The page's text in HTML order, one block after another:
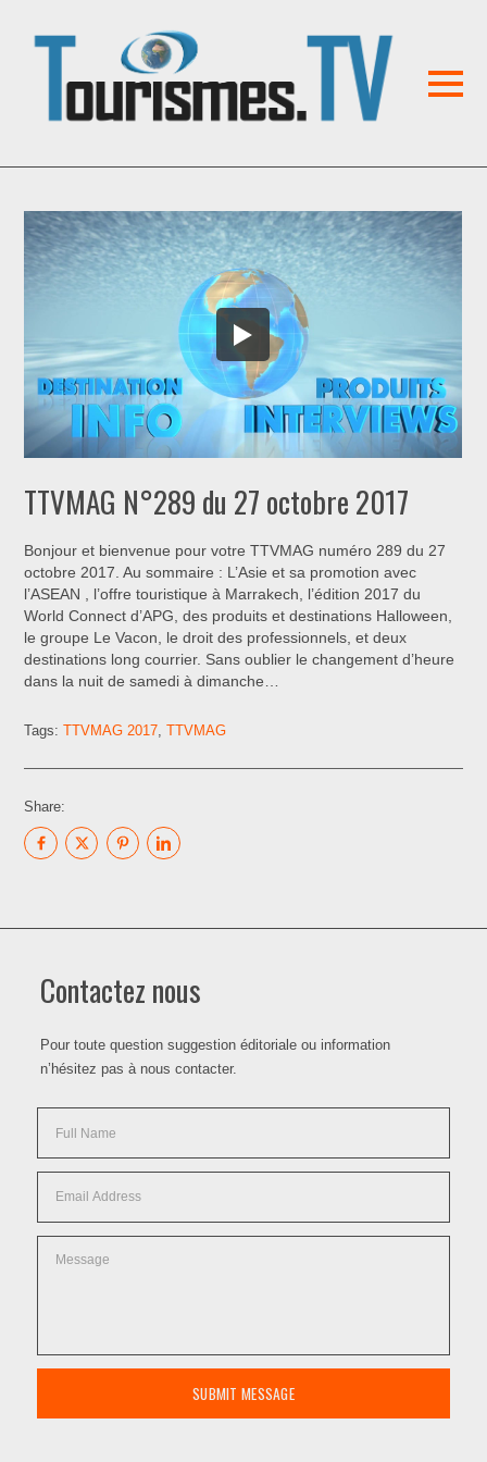
TTVMAG N°289 du 27 octobre 2017
Bonjour et bienvenue pour votre TTVMAG numéro 289 du 27
octobre 2017. Au sommaire : L’Asie et sa promotion avec
l’ASEAN , l’offre touristique à Marrakech, l’édition 2017 du
World Connect d’APG, des produits et destinations Halloween,
le groupe Le Vacon, le droit des professionnels, et deux
destinations long courrier. Sans oublier le changement d’heure
dans la nuit de samedi à dimanche…
Tags:TTVMAG 2017 ,TTVMAG
Share:
Contactez nous
Pour toute question suggestion éditoriale ou information
n’hésitez pas à nous contacter.
SUBMIT MESSAGE